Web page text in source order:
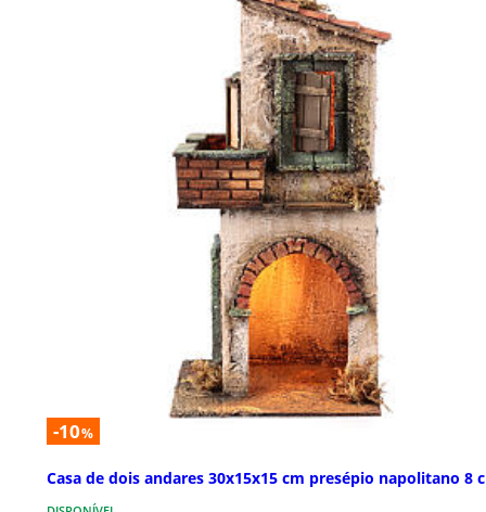
-10%
Casa de dois andares 30x15x15 cm presépio napolitano 8